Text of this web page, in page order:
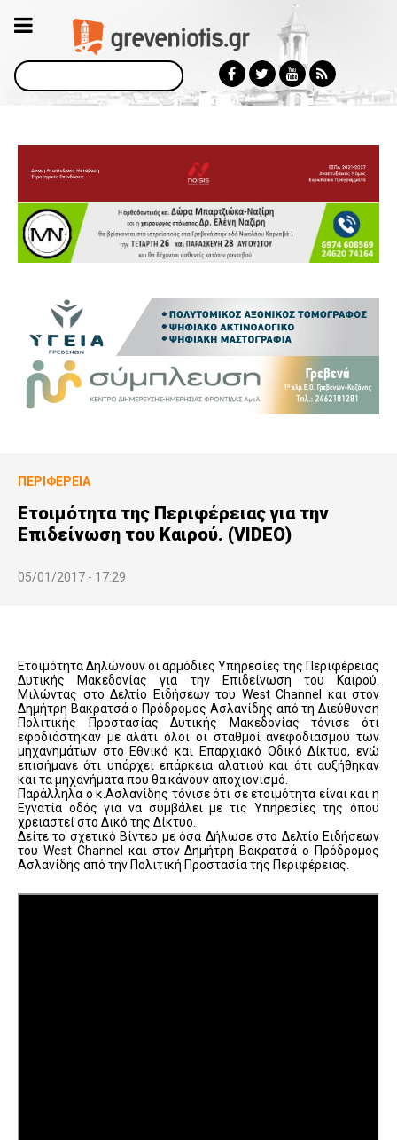
Αναζήτηση
ΠΕΡΙΦΈΡΕΙΑ
Ετοιμότητα της Περιφέρειας για την
Επιδείνωση του Καιρού. (VIDEO)
05/01/2017 - 17:29
Eτοιμότητα Δηλώνουν οι αρμόδιες Υπηρεσίες της Περιφέρειας
Δυτικής Μακεδονίας για την Επιδείνωση του Καιρού.
Μιλώντας στο Δελτίο Ειδήσεων του West Channel και στον
Δημήτρη Βακρατσά ο Πρόδρομος Ασλανίδης από τη Διεύθυνση
Πολιτικής Προστασίας Δυτικής Μακεδονίας τόνισε ότι
εφοδιάστηκαν με αλάτι όλοι οι σταθμοί ανεφοδιασμού των
μηχανημάτων στο Εθνικό και Επαρχιακό Οδικό Δίκτυο, ενώ
επισήμανε ότι υπάρχει επάρκεια αλατιού και ότι αυξήθηκαν
και τα μηχανήματα που θα κάνουν αποχιονισμό.
Παράλληλα ο κ.Ασλανίδης τόνισε ότι σε ετοιμότητα είναι και η
Εγνατία οδός για να συμβάλει με τις Υπηρεσίες της όπου
χρειαστεί στο Δικό της Δίκτυο.
Δείτε το σχετικό Βίντεο με όσα Δήλωσε στο Δελτίο Ειδήσεων
του West Channel και στον Δημήτρη Βακρατσά ο Πρόδρομος
Ασλανίδης από την Πολιτική Προστασία της Περιφέρειας.